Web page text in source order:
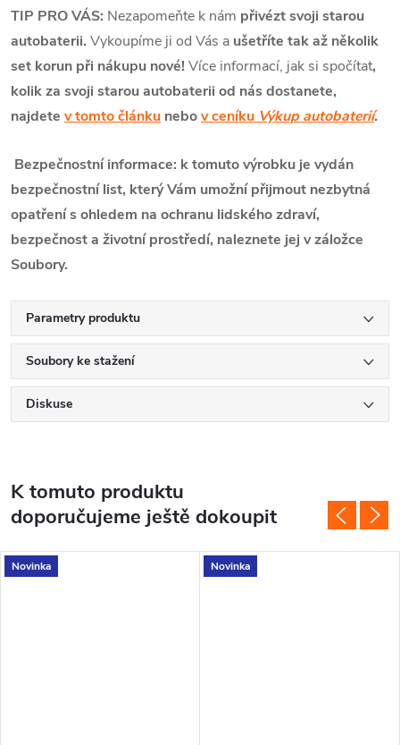
TIP PRO VÁS: Nezapomeňte k nám přivézt svoji starou
autobaterii. Vykoupíme ji od Vás a ušetříte tak až několik
set korun při nákupu nové!Více informací, jak si spočítat,
kolik za svoji starou autobaterii od nás dostanete,
najdete v tomto článku nebov ceníku Výkup autobaterií.
Bezpečnostní informace: k tomuto výrobku je vydán
bezpečnostní list, který Vám umožní přijmout nezbytná
opatření s ohledem na ochranu lidského zdraví,
bezpečnost a životní prostředí, naleznete jej v záložce
Soubory.
Parametry produktu
Soubory ke stažení
Diskuse
K tomuto produktu
doporučujeme ještě dokoupit
Novinka Novinka